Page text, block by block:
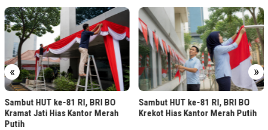
« »
Sambut HUT ke-81 RI, BRI BO
Kramat Jati Hias Kantor Merah
Putih
Sambut HUT ke-81 RI, BRI BO
Krekot Hias Kantor Merah Putih